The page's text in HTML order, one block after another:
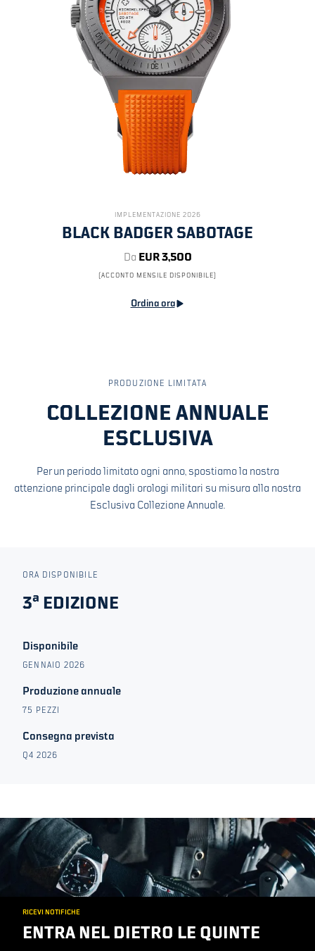
IMPLEMENTAZIONE 2026
BLACK BADGER SABOTAGE
Da EUR 3,500
(ACCONTO MENSILE DISPONIBILE)
Ordina ora
PRODUZIONE LIMITATA
COLLEZIONE ANNUALE
ESCLUSIVA
Per un periodo limitato ogni anno, spostiamo la nostra
attenzione principale dagli orologi militari su misura alla nostra
Esclusiva Collezione Annuale.
ORA DISPONIBILE
3ª EDIZIONE
Disponibile
GENNAIO 2026
Produzione annuale
75 PEZZI
Consegna prevista
Q4 2026
RICEVI NOTIFICHE
ENTRA NEL DIETRO LE QUINTE